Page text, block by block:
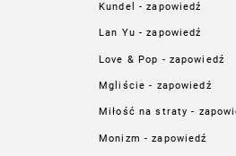
Kundel - zapowiedź
Lan Yu - zapowiedź
Love & Pop - zapowiedź
Mgliście - zapowiedź
Miłość na straty -
Monizm - zapowiedź